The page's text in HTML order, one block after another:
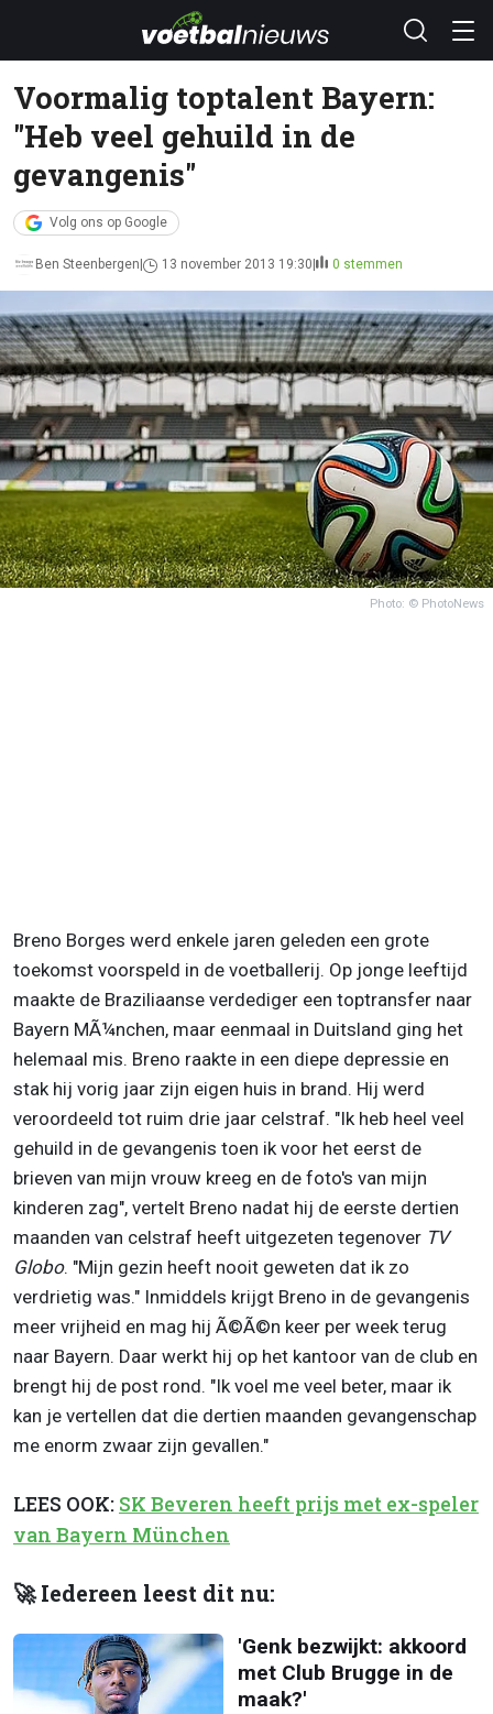
Voormalig toptalent Bayern:
"Heb veel gehuild in de
gevangenis"
Volg ons op Google
Ben Steenbergen 13 november 2013 19:30 0 stemmen
Photo: © PhotoNews
Breno Borges werd enkele jaren geleden een grote
toekomst voorspeld in de voetballerij. Op jonge leeftijd
maakte de Braziliaanse verdediger een toptransfer naar
Bayern MÃ¼nchen, maar eenmaal in Duitsland ging het
helemaal mis. Breno raakte in een diepe depressie en
stak hij vorig jaar zijn eigen huis in brand. Hij werd
veroordeeld tot ruim drie jaar celstraf. "Ik heb heel veel
gehuild in de gevangenis toen ik voor het eerst de
brieven van mijn vrouw kreeg en de foto's van mijn
kinderen zag", vertelt Breno nadat hij de eerste dertien
maanden van celstraf heeft uitgezeten tegenover TV
Globo. "Mijn gezin heeft nooit geweten dat ik zo
verdrietig was." Inmiddels krijgt Breno in de gevangenis
meer vrijheid en mag hij Ã©Ã©n keer per week terug
naar Bayern. Daar werkt hij op het kantoor van de club en
brengt hij de post rond. "Ik voel me veel beter, maar ik
kan je vertellen dat die dertien maanden gevangenschap
me enorm zwaar zijn gevallen."
LEES OOK: SK Beveren heeft prijs met ex-speler
van Bayern München
🚀 Iedereen leest dit nu:
'Genk bezwijkt: akkoord
met Club Brugge in de
maak?'